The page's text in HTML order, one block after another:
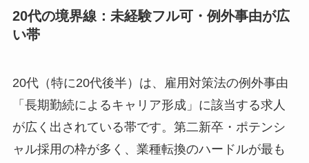
20代の境界線：未経験フル可・例外事由が広
い帯
20代（特に20代後半）は、雇用対策法の例外事由
「長期勤続によるキャリア形成」に該当する求人
が広く出されている帯です。第二新卒・ポテンシ
ャル採用の枠が多く、業種転換のハードルが最も